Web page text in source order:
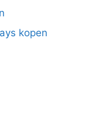
kopen